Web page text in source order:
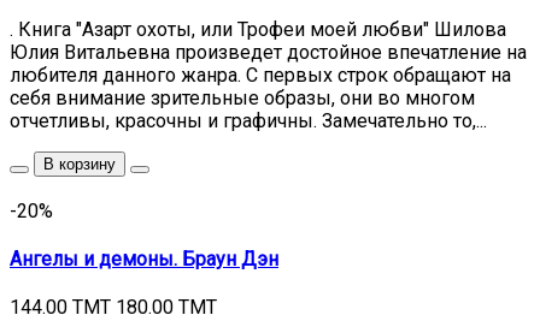
. Книга "Азарт охоты, или Трофеи моей любви" Шилова
Юлия Витальевна произведет достойное впечатление на
любителя данного жанра. С первых строк обращают на
себя внимание зрительные образы, они во многом
отчетливы, красочны и графичны. Замечательно то,...
В корзину
-20%
Ангелы и демоны. Браун Дэн
144.00 TMT 180.00 TMT